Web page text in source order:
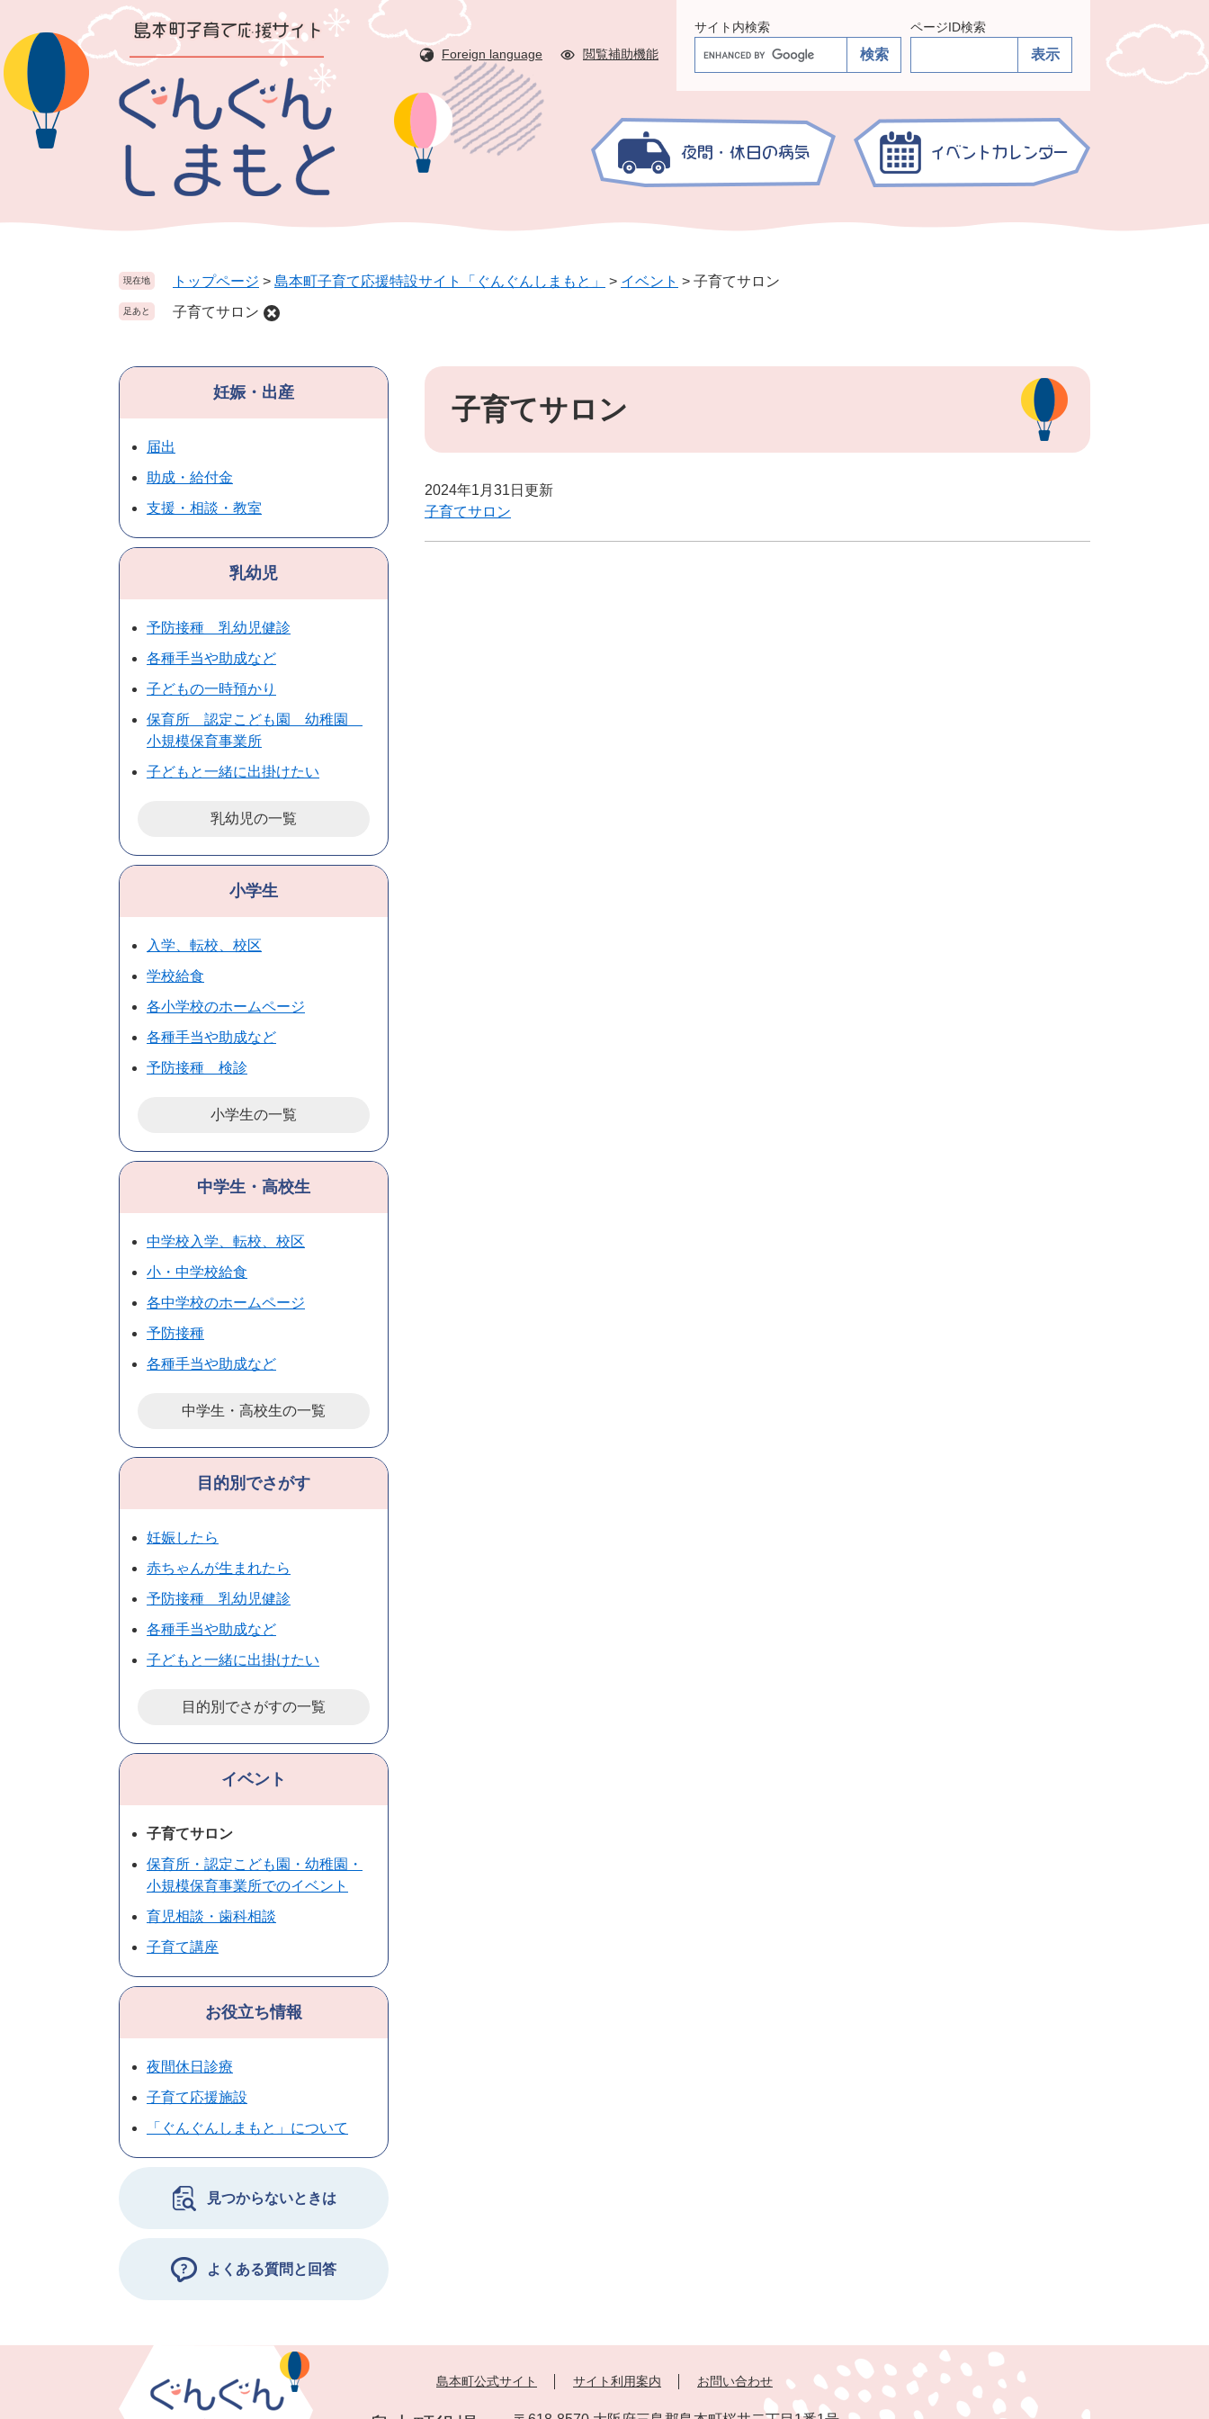
ジ
の
先
ュ
ー
を
文
Foreign language 閲覧補助機能
サイト内検索
G
o
o
e
索
ページID検索
現在地 トップページ > 島本町子育て応援特設サイト「ぐんぐんしまもと」 > イベント > 子育てサロン
足あと 子育てサロン
本
子育てサロン
2024年1月31日更新
子育てサロン
妊娠・出産
届出
助成・給付金
支援・相談・教室
乳幼児
予防接種 乳幼児健診
各種手当や助成など
子どもの一時預かり
保育所 認定こども園 幼稚園
小規模保育事業所
子どもと一緒に出掛けたい
乳幼児の一覧
小学生
入学、転校、校区
学校給食
各小学校のホームページ
各種手当や助成など
予防接種 検診
小学生の一覧
中学生・高校生
中学校入学、転校、校区
小・中学校給食
各中学校のホームページ
予防接種
各種手当や助成など
中学生・高校生の一覧
目的別でさがす
妊娠したら
赤ちゃんが生まれたら
予防接種 乳幼児健診
各種手当や助成など
子どもと一緒に出掛けたい
目的別でさがすの一覧
イベント
子育てサロン
保育所・認定こども園・幼稚園・
小規模保育事業所でのイベント
育児相談・歯科相談
子育て講座
お役立ち情報
夜間休日診療
子育て応援施設
「ぐんぐんしまもと」について
見つからないときは
よくある質問と回答
島本町公式サイト サイト利用案内 お問い合わせ